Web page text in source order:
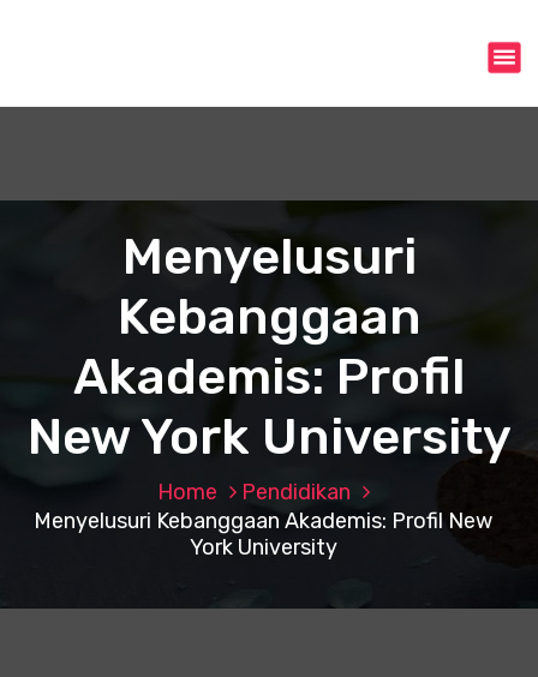
o
Menyelusuri
Kebanggaan
Akademis: Profil
New York University
Home
Pendidikan
Menyelusuri Kebanggaan Akademis: Profil New
York University